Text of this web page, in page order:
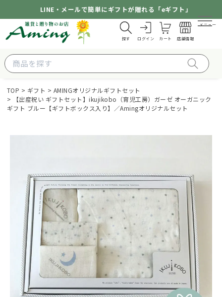
LINE・メールで簡単にギフトが贈れる「eギフト」
探す ログイン カート 店舗情報
メニュー
TOP ギフト
AMINGオリジナルギフトセット
【出産祝い ギフトセット】ikujikobo（育児工房）ガーゼ オーガニック
ギフト ブルー【ギフトボックス入り】／Amingオリジナルセット